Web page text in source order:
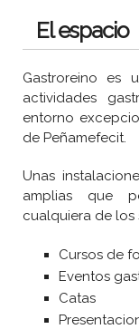
El espacio
Gastroreino es
actividades
entorno
de Peñamefecit.
Unas
amplias que
cualquiera de los
Cursos de
Eventos
Catas